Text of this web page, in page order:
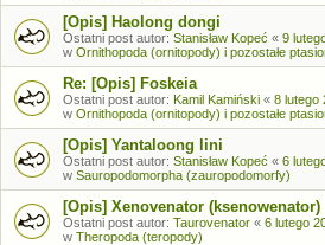
[Opis] Haolong dongi
Ostatni post autor: Stanisław Kopeć « 9
w Ornithopoda (ornitopody) i pozostałe
Re: [Opis] Foskeia
Ostatni post autor: Kamil Kamiński « 8 lutego
w Ornithopoda (ornitopody) i pozostałe
[Opis] Yantaloong lini
Ostatni post autor: Stanisław Kopeć « 6
w Sauropodomorpha (zauropodomorfy)
[Opis] Xenovenator (ksenowenator)
Ostatni post autor: Taurovenator « 6 lutego
w Theropoda (teropody)